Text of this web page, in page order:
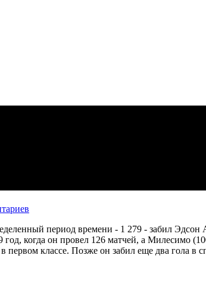
период времени - 1 279 - забил Эдсон
когда он провел 126 матчей, а Милесимо
первом классе. Позже он забил еще два гола в